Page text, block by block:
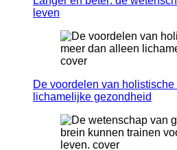
leven
De voordelen van
lichamelijke gezondheid